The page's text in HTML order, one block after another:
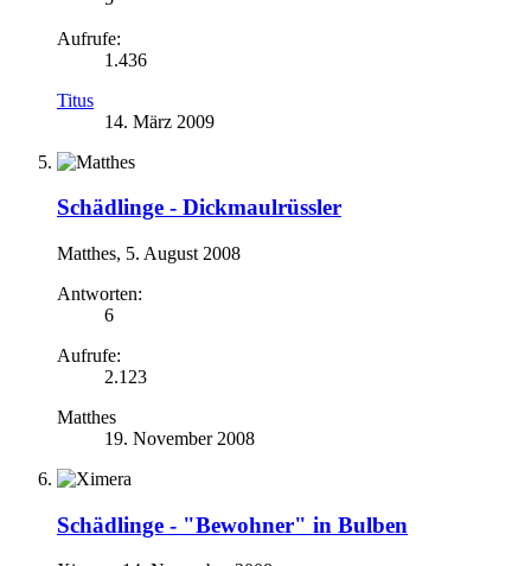
Aufrufe:
1.436
Titus
14. März 2009
Schädlinge - Dickmaulrüssler
Matthes, 5. August 2008
Antworten:
6
Aufrufe:
2.123
Matthes
19. November 2008
Schädlinge - "Bewohner" in Bulben